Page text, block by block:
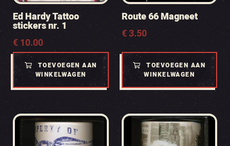
Ed Hardy Tattoo
stickers nr. 1
€10.00
TOEVOEGEN AAN
WINKELWAGEN
Route 66 Magneet
€3.50
TOEVOEGEN AAN
WINKELWAGEN